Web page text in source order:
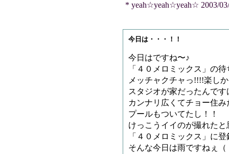
* yeah☆yeah☆yeah☆ 2003/
今日は・・・！！
今日はですね〜♪
「４０メロミックス」の
メッチャクチャっ!!!!楽し
スタジオが家だったんで
カンナリ広くてチョー住
プールもついてたし！！
けっこうイイのが撮れた
「４０メロミックス」に
そんな今日は雨ですねぇ